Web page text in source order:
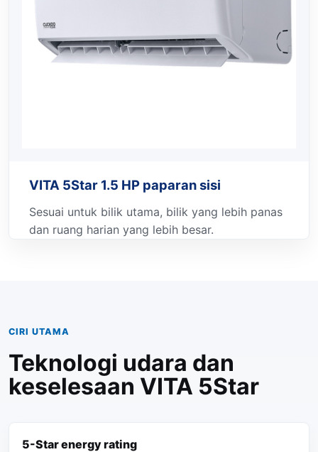
VITA 5Star 1.5 HP paparan sisi
Sesuai untuk bilik utama, bilik yang lebih panas
dan ruang harian yang lebih besar.
CIRI UTAMA
Teknologi udara dan
keselesaan VITA 5Star
5-Star energy rating